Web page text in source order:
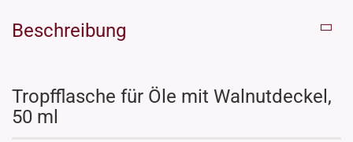
Beschreibung
Tropfflasche für Öle mit Walnutdeckel,
50 ml